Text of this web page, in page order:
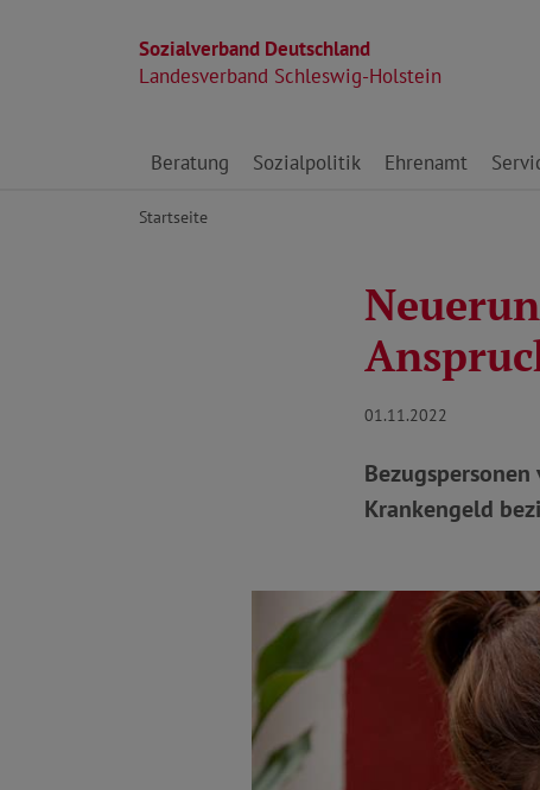
Sozialverband Deutschland
Landesverband Schleswig-Holstein
Direkt zu den Inhalten springen
Beratung Sozialpolitik Ehrenamt
Startseite
01.11.2022
Krankengeld